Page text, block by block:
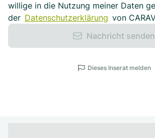
willige in die Nutzung meiner Daten
der Datenschutzerklärung von
Nachricht senden
Dieses Inserat melden